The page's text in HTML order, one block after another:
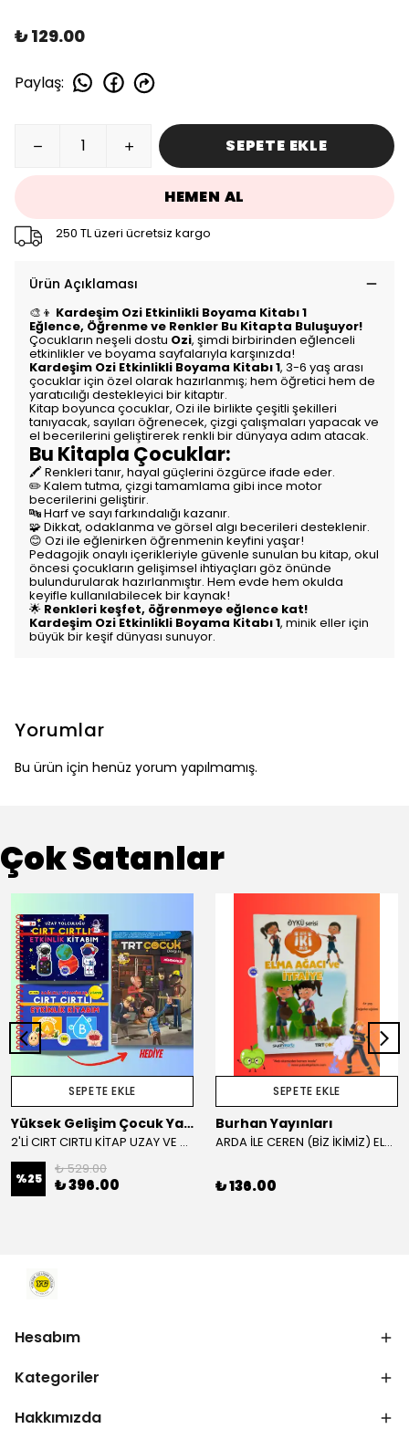
₺ 129.00
Paylaş:
SEPETE EKLE
HEMEN AL
250 TL üzeri ücretsiz kargo
Ürün Açıklaması
🎨👦 Kardeşim Ozi Etkinlikli Boyama Kitabı 1
Eğlence, Öğrenme ve Renkler Bu Kitapta Buluşuyor!
Çocukların neşeli dostu Ozi, şimdi birbirinden eğlenceli
etkinlikler ve boyama sayfalarıyla karşınızda!
Kardeşim Ozi Etkinlikli Boyama Kitabı 1, 3-6 yaş arası
çocuklar için özel olarak hazırlanmış; hem öğretici hem de
yaratıcılığı destekleyici bir kitaptır.
Kitap boyunca çocuklar, Ozi ile birlikte çeşitli şekilleri
tanıyacak, sayıları öğrenecek, çizgi çalışmaları yapacak ve
el becerilerini geliştirerek renkli bir dünyaya adım atacak.
Bu Kitapla Çocuklar:
🖍️ Renkleri tanır, hayal güçlerini özgürce ifade eder.
✏️ Kalem tutma, çizgi tamamlama gibi ince motor
becerilerini geliştirir.
🔤 Harf ve sayı farkındalığı kazanır.
🧩 Dikkat, odaklanma ve görsel algı becerileri desteklenir.
😊 Ozi ile eğlenirken öğrenmenin keyfini yaşar!
Pedagojik onaylı içerikleriyle güvenle sunulan bu kitap, okul
öncesi çocukların gelişimsel ihtiyaçları göz önünde
bulundurularak hazırlanmıştır. Hem evde hem okulda
keyifle kullanılabilecek bir kaynak!
🌟 Renkleri keşfet, öğrenmeye eğlence kat!
Kardeşim Ozi Etkinlikli Boyama Kitabı 1, minik eller için
büyük bir keşif dünyası sunuyor.
Yorumlar
Bu ürün için henüz yorum yapılmamış.
Çok Satanlar
SEPETE EKLE
Yüksek Gelişim Çocuk Yayınları
2'Lİ CIRT CIRTLI KİTAP UZAY VE SAĞLIKLI VİTAMİNLER KAMPANYA
%25
₺ 529.00
₺ 396.00
SEPETE EKLE
Burhan Yayınları
ARDA İLE CEREN (BİZ İKİMİZ) ELMA AĞACI VE İTFAİYE HİKAYE KİTABI
₺ 136.00
Hesabım
Kategoriler
Hakkımızda